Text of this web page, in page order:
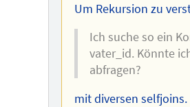
Um Rekursion zu
Ich suche so ein
vater_id. Könnte
abfragen?
mit diversen